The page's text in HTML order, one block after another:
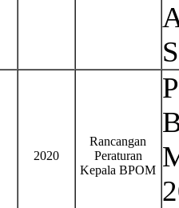
2020
Rancangan
Peraturan
Kepala BPOM